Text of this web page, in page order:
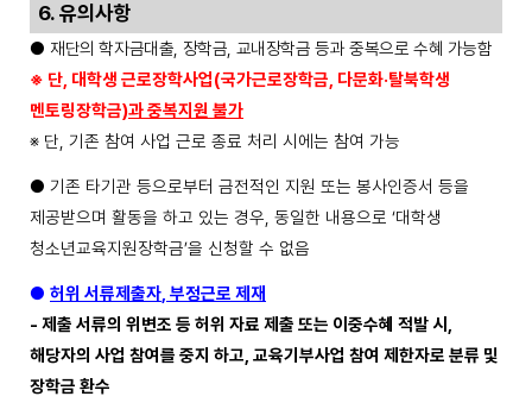
6. 유의사항
● 재단의 학자금대출, 장학금, 교내장학금 등과 중복으로 수혜 가능함
※ 단, 대학생 근로장학사업(국가근로장학금, 다문화·탈북학생
멘토링장학금)과 중복지원 불가
※ 단, 기존 참여 사업 근로 종료 처리 시에는 참여 가능
● 기존 타기관 등으로부터 금전적인 지원 또는 봉사인증서 등을
제공받으며 활동을 하고 있는 경우, 동일한 내용으로 ‘대학생
청소년교육지원장학금’을 신청할 수 없음
● 허위 서류제출자, 부정근로 제재
- 제출 서류의 위변조 등 허위 자료 제출 또는 이중수혜 적발 시 ,
해당자의 사업 참여를 중지 하고, 교육기부사업 참여 제한자로 분류 및
장학금 환수